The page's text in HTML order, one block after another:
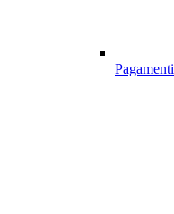
Pagamenti